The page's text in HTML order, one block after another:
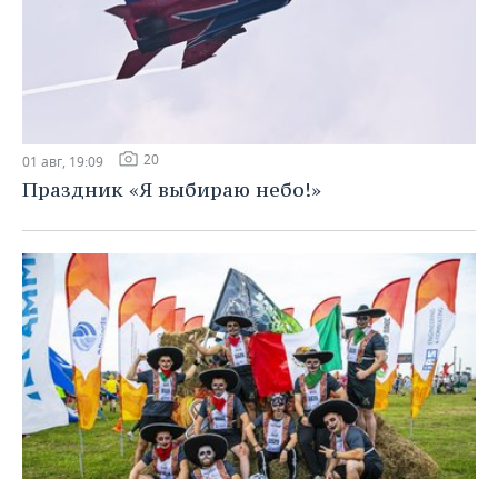
01 авг, 19:09 20
Праздник «Я выбираю небо!»